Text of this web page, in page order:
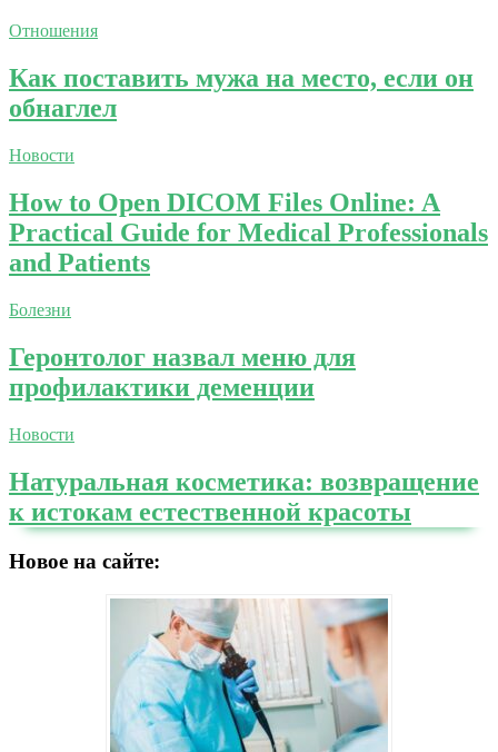
Отношения
Как поставить мужа на место, если он
обнаглел
Новости
How to Open DICOM Files Online: A
Practical Guide for Medical Professionals
and Patients
Болезни
Геронтолог назвал меню для
профилактики деменции
Новости
Натуральная косметика: возвращение
к истокам естественной красоты
Новое на сайте: